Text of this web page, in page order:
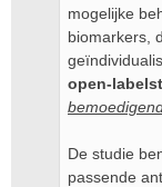
mogelijke
biomarkers,
open-
De studie
passende